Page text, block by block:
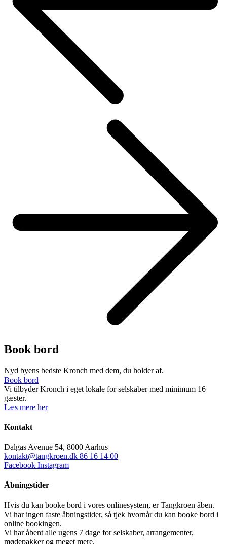
Book bord
Nyd byens bedste Kronch med dem, du holder af.
Book bord
Vi tilbyder Kronch i eget lokale for selskaber med minimum 16
gæster.
Læs mere her
Kontakt
Dalgas Avenue 54, 8000 Aarhus
kontakt@tangkroen.dk 86 16 14 00
Facebook Instagram
Åbningstider
Hvis du kan booke bord i vores onlinesystem, er Tangkroen åben.
Vi har ingen faste åbningstider, så tjek hvornår du kan booke bord i
online bookingen.
Vi har åbent alle ugens 7 dage for selskaber, arrangementer,
mødepakker og meget mere.